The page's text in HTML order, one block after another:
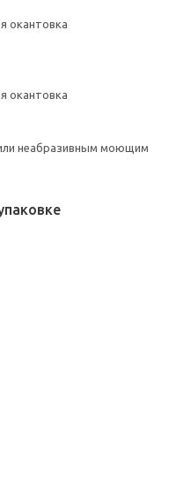
окантовка
окантовка
неабразивным моющим